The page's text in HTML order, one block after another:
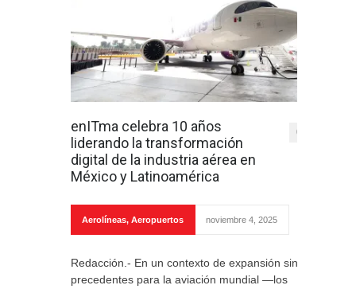
enITma celebra 10 años
liderando la transformación
digital de la industria aérea en
México y Latinoamérica
0
Aerolíneas, Aeropuertos noviembre 4, 2025
Redacción.- En un contexto de expansión sin
precedentes para la aviación mundial —los